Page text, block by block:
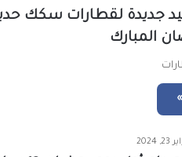
جديدة لقطارات سكك
المبارك
2024